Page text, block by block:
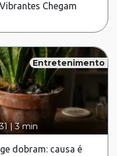
Chegam
Entretenimento
|3 min
dobram: causa é